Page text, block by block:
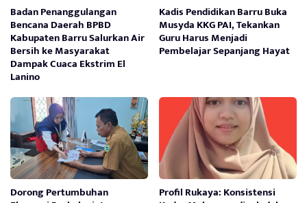
Badan Penanggulangan
Bencana Daerah BPBD
Kabupaten Barru Salurkan Air
Bersih ke Masyarakat
Dampak Cuaca Ekstrim El
Lanino
Kadis Pendidikan Barru Buka
Musyda KKG PAI, Tekankan
Guru Harus Menjadi
Pembelajar Sepanjang Hayat
Dorong Pertumbuhan Profil Rukaya: Konsistensi